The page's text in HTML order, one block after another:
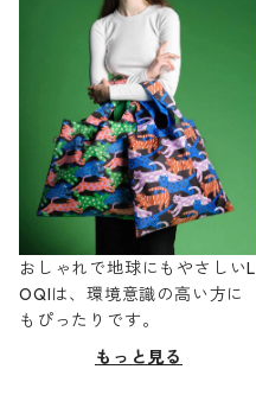
おしゃれで地球にもやさしいL
OQIは、環境意識の高い方に
もぴったりです。
もっと見る